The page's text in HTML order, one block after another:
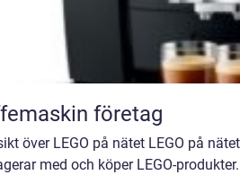
företag
över LEGO på nätet LEGO på
med och köper LEGO-